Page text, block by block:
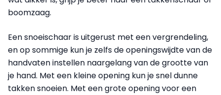
boomzaag.
Een snoeischaar is uitgerust met een vergrendeling,
en op sommige kun je zelfs de openingswijdte van de
handvaten instellen naargelang van de grootte van
je hand. Met een kleine opening kun je snel dunne
takken snoeien. Met een grote opening voor een